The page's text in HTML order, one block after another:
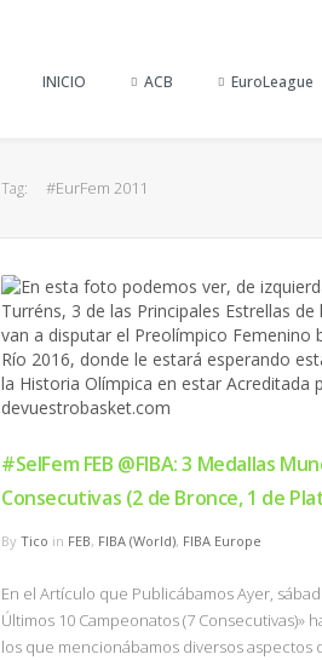
INICIO ACB EuroLeague
Tag: #EurFem 2011
#SelFem FEB @FIBA: 3 Medallas
Consecutivas (2 de Bronce, 1 de
By Tico in FEB, FIBA (World), FIBA Europe
En el Artículo que Publicábamos Ayer,
Últimos 10 Campeonatos (7
los que mencionábamos diversos aspectos